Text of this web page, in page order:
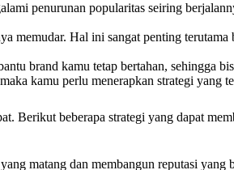
penurunan popularitas seiring
memudar. Hal ini sangat penting
brand kamu tetap bertahan, sehingga
kamu perlu menerapkan strategi yang
Berikut beberapa strategi yang dapat
matang dan membangun reputasi yang